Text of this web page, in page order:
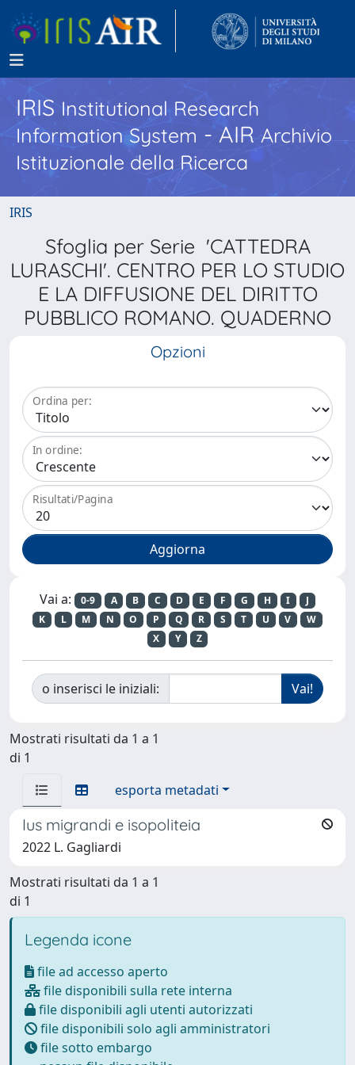
IRISInstitutional Research
Information System - AIR Archivio
Istituzionale della Ricerca
IRIS
Sfoglia per Serie 'CATTEDRA
LURASCHI'. CENTRO PER LO STUDIO
E LA DIFFUSIONE DEL DIRITTO
PUBBLICO ROMANO. QUADERNO
Opzioni
Ordina per:
In ordine:
Risultati/Pagina
Vai a: 0-9 A B C D E F G H I
J
K
L M N O P Q R S T U V
W
X
Y Z
o inserisci le iniziali:
Mostrati risultati da 1 a 1
di 1
esporta metadati
Ius migrandi e isopoliteia
2022 L. Gagliardi
Mostrati risultati da 1 a 1
di 1
Legenda icone
file ad accesso aperto
file disponibili sulla rete interna
file disponibili agli utenti autorizzati
file disponibili solo agli amministratori
file sotto embargo